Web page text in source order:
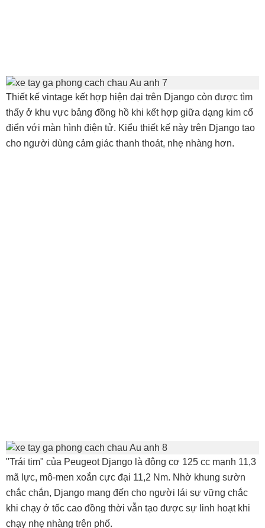
Thiết kế vintage kết hợp hiện đại trên Django còn được tìm
thấy ở khu vực bảng đồng hồ khi kết hợp giữa dạng kim cổ
điển với màn hình điện tử. Kiểu thiết kế này trên Django tạo
cho người dùng cảm giác thanh thoát, nhẹ nhàng hơn.
"Trái tim" của Peugeot Django là động cơ 125 cc mạnh 11,3
mã lực, mô-men xoắn cực đại 11,2 Nm. Nhờ khung sườn
chắc chắn, Django mang đến cho người lái sự vững chắc
khi chạy ở tốc cao đồng thời vẫn tạo được sự linh hoạt khi
chạy nhẹ nhàng trên phố.